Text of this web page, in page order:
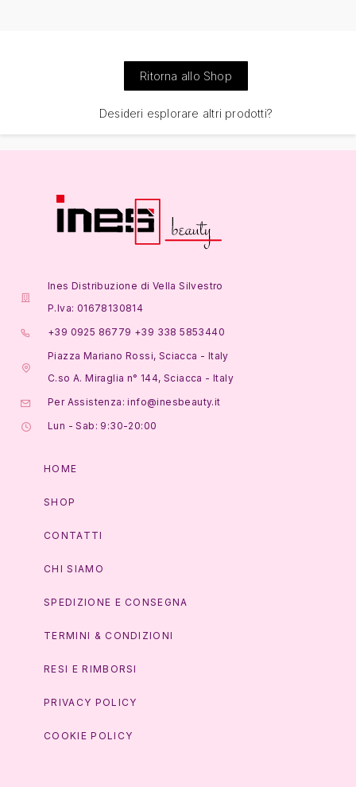
Ritorna allo Shop
Desideri esplorare altri prodotti?
Ines Distribuzione di Vella Silvestro
P.Iva: 01678130814
+39 0925 86779 +39 338 5853440
Piazza Mariano Rossi, Sciacca - Italy
C.so A. Miraglia n° 144, Sciacca - Italy
Per Assistenza: info@inesbeauty.it
Lun - Sab: 9:30-20:00
HOME
SHOP
CONTATTI
CHI SIAMO
SPEDIZIONE E CONSEGNA
TERMINI & CONDIZIONI
RESI E RIMBORSI
PRIVACY POLICY
COOKIE POLICY